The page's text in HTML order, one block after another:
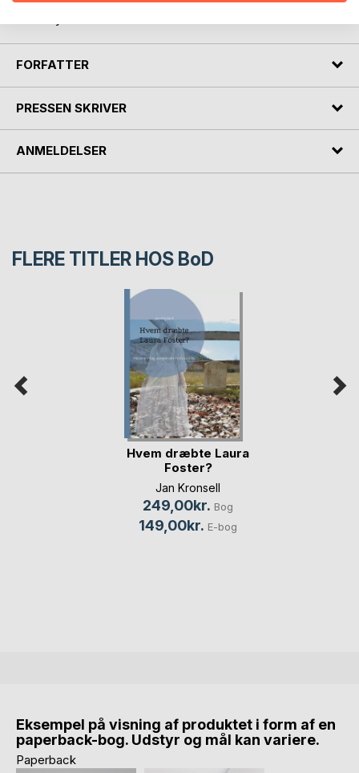
FORFATTER
PRESSEN SKRIVER
ANMELDELSER
FLERE TITLER HOS BoD
Hvem dræbte Laura
Foster?
Jan Kronsell
249,00kr. Bog
149,00kr. E-bog
Eksempel på visning af produktet i form af en
paperback-bog. Udstyr og mål kan variere.
Paperback